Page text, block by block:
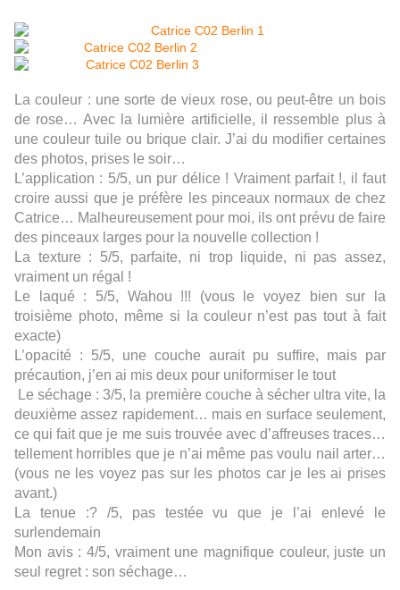
La couleur : une sorte de vieux rose, ou peut-être un bois
de rose… Avec la lumière artificielle, il ressemble plus à
une couleur tuile ou brique clair. J’ai du modifier certaines
des photos, prises le soir…
L’application : 5/5, un pur délice ! Vraiment parfait !, il faut
croire aussi que je préfère les pinceaux normaux de chez
Catrice… Malheureusement pour moi, ils ont prévu de faire
des pinceaux larges pour la nouvelle collection !
La texture : 5/5, parfaite, ni trop liquide, ni pas assez,
vraiment un régal !
Le laqué : 5/5, Wahou !!! (vous le voyez bien sur la
troisième photo, même si la couleur n’est pas tout à fait
exacte)
L’opacité : 5/5, une couche aurait pu suffire, mais par
précaution, j’en ai mis deux pour uniformiser le tout
Le séchage : 3/5, la première couche à sécher ultra vite, la
deuxième assez rapidement… mais en surface seulement,
ce qui fait que je me suis trouvée avec d’affreuses traces…
tellement horribles que je n’ai même pas voulu nail arter…
(vous ne les voyez pas sur les photos car je les ai prises
avant.)
La tenue :? /5, pas testée vu que je l’ai enlevé le
surlendemain
Mon avis : 4/5, vraiment une magnifique couleur, juste un
seul regret : son séchage…